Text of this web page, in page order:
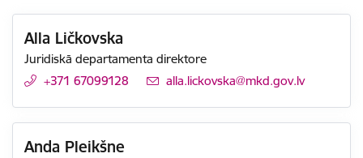
Alla Ličkovska
Juridiskā departamenta direktore
+371 67099128
E-pasts:
alla.lickovska@mkd.gov.lv
Anda Pleikšne